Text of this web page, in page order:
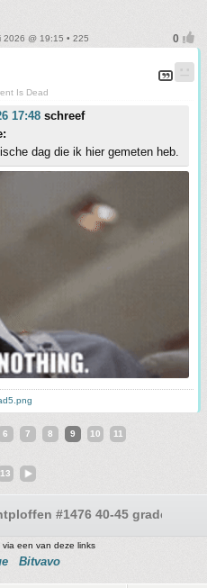
2026 @ 19:15 • 225
Is Dead
17:48 schreef
dag die ik hier gemeten heb.
6 7 8 9 10 11
13
#1476 40-45 graden
een van deze links
Bitvavo